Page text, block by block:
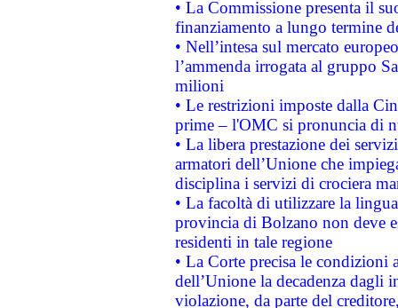
• La Commissione presenta il
finanziamento a lungo termine
• Nell’intesa sul mercato
l’ammenda irrogata al gruppo
milioni
• Le restrizioni imposte dalla
prime – l'OMC si pronuncia di
• La libera prestazione dei
armatori dell’Unione che
disciplina i servizi di crociera
• La facoltà di utilizzare la
provincia di Bolzano non deve
residenti in tale regione
• La Corte precisa le
dell’Unione la decadenza dagli
violazione, da parte del